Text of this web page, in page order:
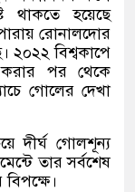
থাকতে হয়েছে
রোনালদোর
২০২২ বিশ্বকাপে
করার পর থেকে
গোলের দেখা
দীর্ঘ গোলশূন্য
তার সর্বশেষ
বিপক্ষে।